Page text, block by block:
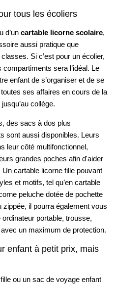
tous les écoliers
d’un cartable licorne scolaire,
aussi pratique que
Si c’est pour un écolier,
sera l’idéal. Le
enfant de s’organiser et de se
ses affaires en cours de la
collège.
des sacs à dos plus
sont aussi disponibles. Leurs
leur côté multifonctionnel,
grandes poches afin d'aider
cartable licorne fille pouvant
et motifs, tel qu’en cartable
peluche dotée de pochette
il pourra également vous
portable, trousse,
un maximum de protection.
enfant à petit prix, mais
ou un sac de voyage enfant